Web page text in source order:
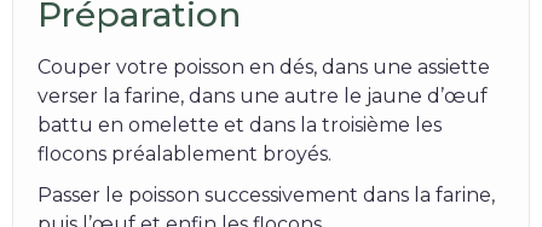
Préparation
Couper votre poisson en dés, dans une assiette
verser la farine, dans une autre le jaune d’œuf
battu en omelette et dans la troisième les
flocons préalablement broyés.
Passer le poisson successivement dans la farine,